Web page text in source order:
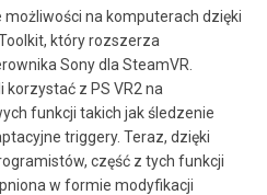
na komputerach dzięki
który rozszerza
Sony dla SteamVR.
z PS VR2 na
funkcji takich jak śledzenie
triggery. Teraz, dzięki
część z tych funkcji
w formie modyfikacji